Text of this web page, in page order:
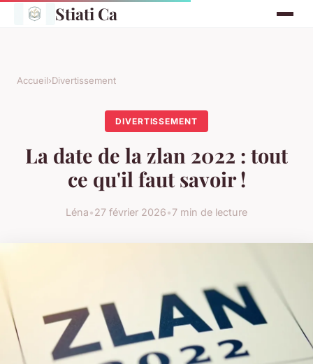
Stiati Ca
Accueil›Divertissement
DIVERTISSEMENT
La date de la zlan 2022 : tout
ce qu'il faut savoir !
Léna•27 février 2026•7 min de lecture